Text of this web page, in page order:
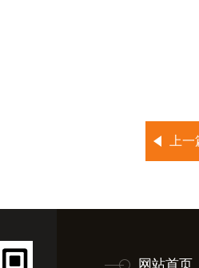
上
网站首页